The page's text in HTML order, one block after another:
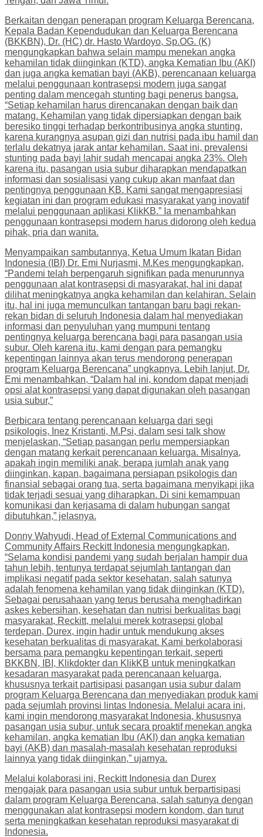
Berkaitan dengan penerapan program Keluarga Berencana,
Kepala Badan Kependudukan dan Keluarga Berencana
(BKKBN), Dr. (HC) dr. Hasto Wardoyo, Sp.OG. (K)
mengungkapkan bahwa selain mampu menekan angka
kehamilan tidak diinginkan (KTD), angka Kematian Ibu (AKI)
dan juga angka kematian bayi (AKB), perencanaan keluarga
melalui penggunaan kontrasepsi modern juga sangat
penting dalam mencegah stunting bagi penerus bangsa.
“Setiap kehamilan harus direncanakan dengan baik dan
matang. Kehamilan yang tidak dipersiapkan dengan baik
beresiko tinggi terhadap berkontribusinya angka stunting,
karena kurangnya asupan gizi dan nutrisi pada ibu hamil dan
terlalu dekatnya jarak antar kehamilan. Saat ini, prevalensi
stunting pada bayi lahir sudah mencapai angka 23%. Oleh
karena itu, pasangan usia subur diharapkan mendapatkan
informasi dan sosialisasi yang cukup akan manfaat dan
pentingnya penggunaan KB. Kami sangat mengapresiasi
kegiatan ini dan program edukasi masyarakat yang inovatif
melalui penggunaan aplikasi KlikKB.” Ia menambahkan
penggunaan kontrasepsi modern harus didorong oleh kedua
pihak, pria dan wanita.
Menyampaikan sambutannya, Ketua Umum Ikatan Bidan
Indonesia (IBI) Dr. Emi Nurjasmi, M.Kes mengungkapkan,
“Pandemi telah berpengaruh signifikan pada menurunnya
penggunaan alat kontrasepsi di masyarakat, hal ini dapat
dilihat meningkatnya angka kehamilan dan kelahiran. Selain
itu, hal ini juga memunculkan tantangan baru bagi rekan-
rekan bidan di seluruh Indonesia dalam hal menyediakan
informasi dan penyuluhan yang mumpuni tentang
pentingnya keluarga berencana bagi para pasangan usia
subur. Oleh karena itu, kami dengan para pemangku
kepentingan lainnya akan terus mendorong penerapan
program Keluarga Berencana” ungkapnya. Lebih lanjut, Dr.
Emi menambahkan, “Dalam hal ini, kondom dapat menjadi
opsi alat kontrasepsi yang dapat digunakan oleh pasangan
usia subur,”
Berbicara tentang perencanaan keluarga dari segi
psikologis, Inez Kristanti, M.Psi, dalam sesi talk show
menjelaskan, “Setiap pasangan perlu mempersiapkan
dengan matang kerkait perencanaan keluarga. Misalnya,
apakah ingin memiliki anak, berapa jumlah anak yang
diinginkan, kapan, bagaimana persiapan psikologis dan
finansial sebagai orang tua, serta bagaimana menyikapi jika
tidak terjadi sesuai yang diharapkan. Di sini kemampuan
komunikasi dan kerjasama di dalam hubungan sangat
dibutuhkan,” jelasnya.
Donny Wahyudi, Head of External Communications and
Community Affairs Reckitt Indonesia mengungkapkan,
“Selama kondisi pandemi yang sudah berjalan hampir dua
tahun lebih, tentunya terdapat sejumlah tantangan dan
implikasi negatif pada sektor kesehatan, salah satunya
adalah fenomena kehamilan yang tidak diinginkan (KTD).
Sebagai perusahaan yang terus berusaha menghadirkan
askes kebersihan, kesehatan dan nutrisi berkualitas bagi
masyarakat, Reckitt, melalui merek kotrasepsi global
terdepan, Durex, ingin hadir untuk mendukung akses
kesehatan berkualitas di masyarakat. Kami berkolaborasi
bersama para pemangku kepentingan terkait, seperti
BKKBN, IBI, Klikdokter dan KlikKB untuk meningkatkan
kesadaran masyarakat pada perencanaan keluarga,
khususnya terkait partisipasi pasangan usia subur dalam
program Keluarga Berencana dan menyediakan produk kami
pada sejumlah provinsi lintas Indonesia. Melalui acara ini,
kami ingin mendorong masyarakat Indonesia, khususnya
pasangan usia subur, untuk secara proaktif menekan angka
kehamilan, angka kematian Ibu (AKI) dan angka kematian
bayi (AKB) dan masalah-masalah kesehatan reproduksi
lainnya yang tidak diinginkan,” ujarnya.
Melalui kolaborasi ini, Reckitt Indonesia dan Durex
mengajak para pasangan usia subur untuk berpartisipasi
dalam program Keluarga Berencana, salah satunya dengan
menggunakan alat kontrasepsi modern kondom, dan turut
serta meningkatkan kesehatan reproduksi masyarakat di
Indonesia.